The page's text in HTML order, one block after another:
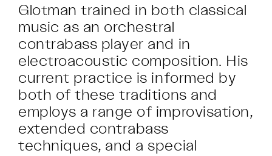
Glotman trained in both classical
music as an orchestral
contrabass player and in
electroacoustic composition. His
current practice is informed by
both of these traditions and
employs a range of improvisation,
extended contrabass
techniques, and a special